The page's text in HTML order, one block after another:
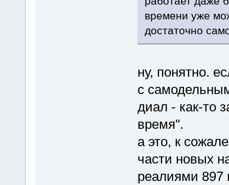
времени уже
достаточно
ну, понятно.
с
диал - как-то
время".
а это, к
части новых
реалиями 897